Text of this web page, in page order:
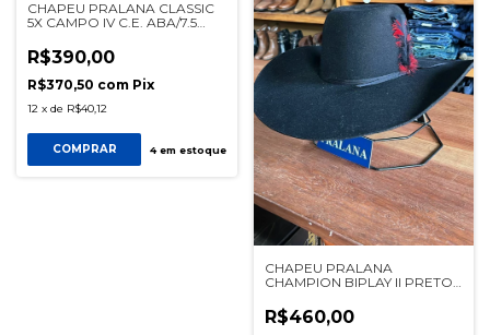
CHAPEU PRALANA CLASSIC
5X CAMPO IV C.E. ABA/7.5
R$390,00
R$370,50 com Pix
12 x de R$40,12
COMPRAR 4em estoque
CHAPEU PRALANA
CHAMPION BIPLAY II PRETO
R$460,00